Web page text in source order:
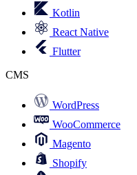
Kotlin
React Native
Flutter
CMS
WordPress
WooCommerce
Magento
Shopify